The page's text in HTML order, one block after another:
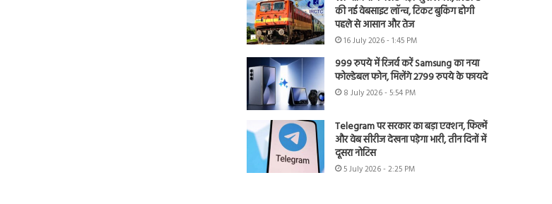
की नई वेबसाइट लॉन्च, टिकट बुकिंग होगी
पहले से आसान और तेज
16 July 2026 - 1:45 PM
999 रुपये में रिजर्व करें Samsung का नया
फोल्डेबल फोन, मिलेंगे 2799 रुपये के फायदे
8 July 2026 - 5:54 PM
Telegram पर सरकार का बड़ा एक्शन, फिल्में
और वेब सीरीज देखना पड़ेगा भारी, तीन दिनों में
दूसरा नोटिस
5 July 2026 - 2:25 PM